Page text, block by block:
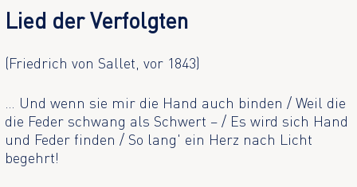
Lied der Verfolgten
(Friedrich von Sallet, vor 1843)
… Und wenn sie mir die Hand auch binden / Weil die
die Feder schwang als Schwert – / Es wird sich Hand
und Feder finden / So lang' ein Herz nach Licht
begehrt!